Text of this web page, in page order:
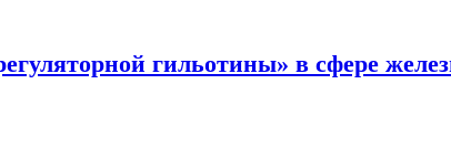
гильотины» в сфере